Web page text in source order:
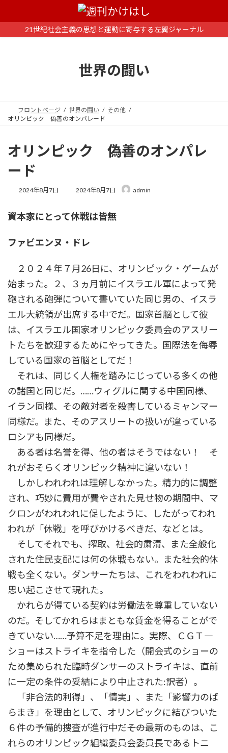
ン
ー
21世紀社会主義の思想と運動に寄与する左翼ジャーナル
世界の闘い
フロントページ 世界の闘い
その他
オリンピック 偽善のオンパレード
オリンピック 偽善のオンパレ
ード
2024年8月7日
最
新
:
2024年8月7日 admin
資本家にとって休戦は皆無
ファビエンヌ・ドレ
２０２４年７月26日に、オリンピック・ゲームが
始まった。２、３ヵ月前にイスラエル軍によって発
砲される砲弾について書いていた同じ男の、イスラ
エル大統領が出席する中でだ。国家首脳として彼
は、イスラエル国家オリンピック委員会のアスリー
トたちを歓迎するためにやってきた。国際法を侮辱
している国家の首脳としてだ！
それは、同じく人権を踏みにじっている多くの他
の諸国と同じだ。……ウィグルに関する中国同様、
イラン同様、その敵対者を殺害しているミャンマー
同様だ。また、そのアスリートの扱いが違っている
ロシアも同様だ。
ある者は名誉を得、他の者はそうではない！ そ
れがおそらくオリンピック精神に違いない！
しかしわれわれは理解しなかった。精力的に調整
され、巧妙に費用が費やされた見せ物の期間中、マ
クロンがわれわれに促したように、したがってわれ
われが「休戦」を呼びかけるべきだ、などとは。
そしてそれでも、搾取、社会的粛清、また全般化
された住民支配には何の休戦もない。また社会的休
戦も全くない。ダンサーたちは、これをわれわれに
思い起こさせて現れた。
かれらが得ている契約は労働法を尊重していない
のだ。そしてかれらはまともな賃金を得ることがで
きていない……予算不足を理由に。実際、ＣＧＴ―
ショーはストライキを指令した（開会式のショーの
ため集められた臨時ダンサーのストライキは、直前
に一定の条件の妥結により中止された:訳者）。
「非合法的利得」、「情実」、また「影響力のば
らまき」を理由として、オリンピックに結びついた
６件の予備的捜査が進行中だ――その最新のものは、こ
れらのオリンピック組織委員会委員長であるトニ